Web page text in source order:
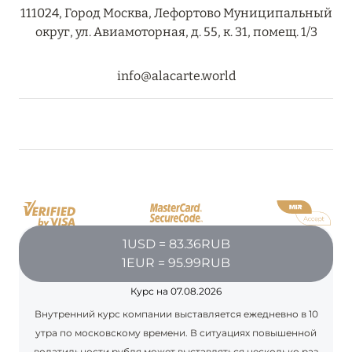
ПРЕДЛОЖЕНИЯ
Подробнее
26 июня 2024
SIX SENSES HOTELS RESORTS SPAS: ОАЗИС
КОМФОРТА, ЗДОРОВЬЯ И ГАРМОНИЧНОГО
ОТДЫХА
Подробнее
111024, Город Москва, Лефортово Муниципальный
округ, ул. Авиамоторная, д. 55, к. 31, помещ. 1/3
info@alacarte.world
1USD = 83.36RUB
1EUR = 95.99RUB
Курс на 07.08.2026
Внутренний курс компании выставляется ежедневно в 10
утра по московскому времени. В ситуациях повышенной